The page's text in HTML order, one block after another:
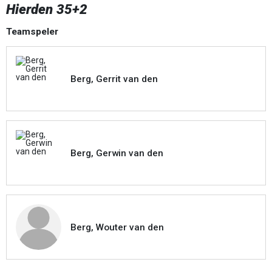
Hierden 35+2
Teamspeler
Berg, Gerrit van den
Berg, Gerwin van den
Berg, Wouter van den